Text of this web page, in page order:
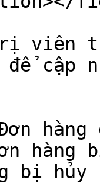
viên
cập
hàng
bị hủy